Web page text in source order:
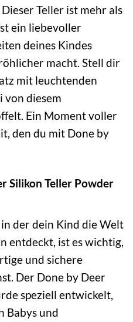
Teller ist mehr als
ein liebevoller
deines Kindes
macht. Stell dir
mit leuchtenden
von diesem
Ein Moment voller
den du mit Done by
Silikon Teller Powder
der dein Kind die Welt
entdeckt, ist es wichtig,
und sichere
Der Done by Deer
speziell entwickelt,
Babys und